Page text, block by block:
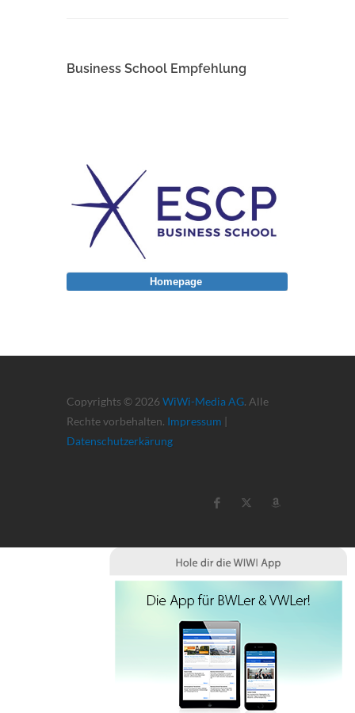
Business School Empfehlung
Copyrights © 2026 WiWi-Media AG. Alle
Rechte vorbehalten. Impressum |
Datenschutzerkärung
Homepage